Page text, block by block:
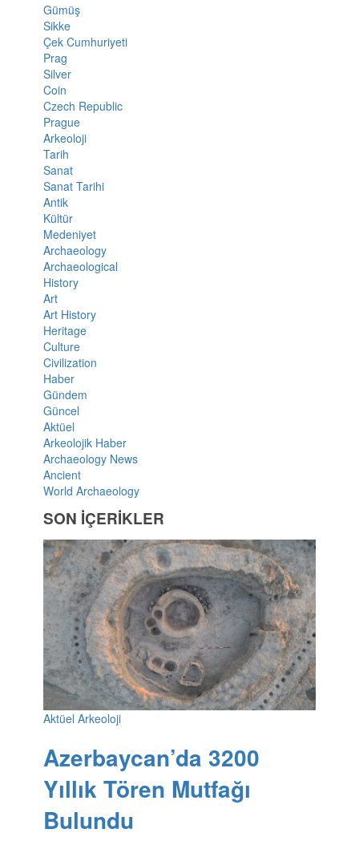
Gümüş
Sikke
Çek Cumhuriyeti
Prag
Silver
Coin
Czech Republic
Prague
Arkeoloji
Tarih
Sanat
Sanat Tarihi
Antik
Kültür
Medeniyet
Archaeology
Archaeological
History
Art
Art History
Heritage
Culture
Civilization
Haber
Gündem
Güncel
Aktüel
Arkeolojik Haber
Archaeology News
Ancient
World Archaeology
SON İÇERİKLER
Aktüel Arkeoloji
Azerbaycan’da 3200
Yıllık Tören Mutfağı
Bulundu